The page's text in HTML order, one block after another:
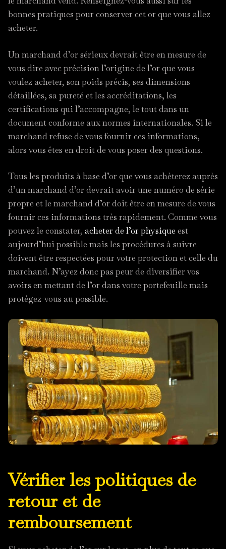
bonnes pratiques pour conserver cet or que vous allez
acheter.
Un marchand d’or sérieux devrait être en mesure de
vous dire avec précision l’origine de l’or que vous
voulez acheter, son poids précis, ses dimensions
détaillées, sa pureté et les accréditations, les
certifications qui l’accompagne, le tout dans un
document conforme aux normes internationales. Si le
marchand refuse de vous fournir ces informations,
alors vous êtes en droit de vous poser des questions.
Tous les produits à base d’or que vous achèterez auprès
d’un marchand d’or devrait avoir une numéro de série
propre et le marchand d’or doit être en mesure de vous
fournir ces informations très rapidement. Comme vous
pouvez le constater, acheter de l’or physique est
aujourd’hui possible mais les procédures à suivre
doivent être respectées pour votre protection et celle du
marchand. N’ayez donc pas peur de diversifier vos
avoirs en mettant de l’or dans votre portefeuille mais
protégez-vous au possible.
Vérifier les politiques de
retour et de
remboursement